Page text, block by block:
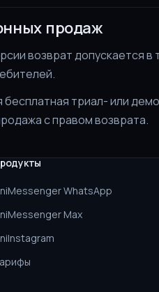
продаж
возврат допускается в
триал- или
с правом возврата.
WhatsApp
Max